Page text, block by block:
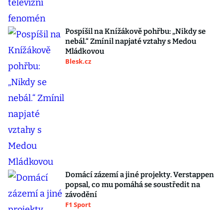
Pospíšil na Knížákově pohřbu: „Nikdy se
nebál.“ Zmínil napjaté vztahy s Medou
Mládkovou
Blesk.cz
Domácí zázemí a jiné projekty. Verstappen
popsal, co mu pomáhá se soustředit na
závodění
F1 Sport